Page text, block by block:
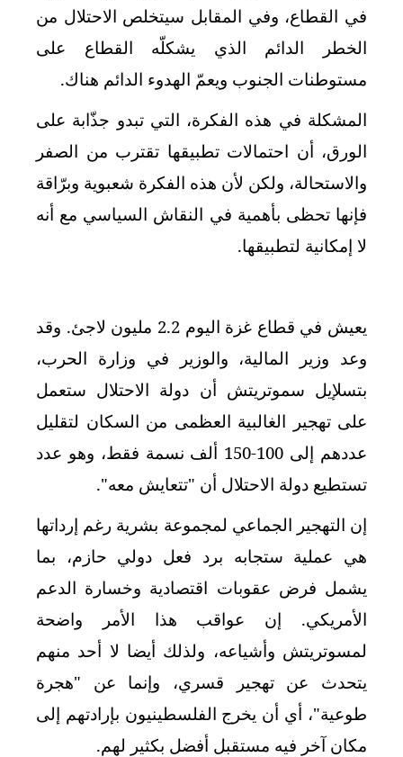
في القطاع، وفي المقابل سيتخلص الاحتلال من
الخطر الدائم الذي يشكلّه القطاع على
مستوطنات الجنوب ويعمّ الهدوء الدائم هناك.
المشكلة في هذه الفكرة، التي تبدو جذّابة على
الورق، أن احتمالات تطبيقها تقترب من الصفر
والاستحالة، ولكن لأن هذه الفكرة شعبوية وبرّاقة
فإنها تحظى بأهمية في النقاش السياسي مع أنه
لا إمكانية لتطبيقها.
يعيش في قطاع غزة اليوم 2.2 مليون لاجئ. وقد
وعد وزير المالية، والوزير في وزارة الحرب،
بتسلإيل سموتريتش أن دولة الاحتلال ستعمل
على تهجير الغالبية العظمى من السكان لتقليل
عددهم إلى 100-150 ألف نسمة فقط، وهو عدد
تستطيع دولة الاحتلال أن "تتعايش معه".
إن التهجير الجماعي لمجموعة بشرية رغم إرداتها
هي عملية ستجابه برد فعل دولي حازم، بما
يشمل فرض عقوبات اقتصادية وخسارة الدعم
الأمريكي. إن عواقب هذا الأمر واضحة
لمسوتريتش وأشياعه، ولذلك أيضا لا أحد منهم
يتحدث عن تهجير قسري، وإنما عن "هجرة
طوعية"، أي أن يخرج الفلسطينيون بإرادتهم إلى
مكان آخر فيه مستقبل أفضل بكثير لهم.